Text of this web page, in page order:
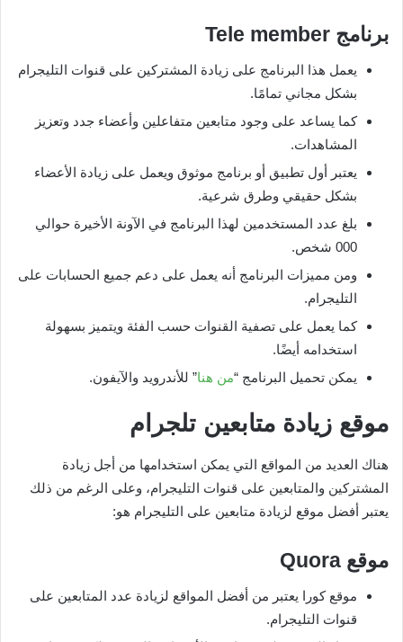
برنامج Tele member
يعمل هذا البرنامج على زيادة المشتركين على قنوات التليجرام
بشكل مجاني تمامًا.
كما يساعد على وجود متابعين متفاعلين وأعضاء جدد وتعزيز
المشاهدات.
يعتبر أول تطبيق أو برنامج موثوق ويعمل على زيادة الأعضاء
بشكل حقيقي وطرق شرعية.
بلغ عدد المستخدمين لهذا البرنامج في الآونة الأخيرة حوالي
000 شخص.
ومن مميزات البرنامج أنه يعمل على دعم جميع الحسابات على
التليجرام.
كما يعمل على تصفية القنوات حسب الفئة ويتميز بسهولة
استخدامه أيضًا.
يمكن تحميل البرنامج “من هنا” للأندرويد والآيفون.
موقع زيادة متابعين تلجرام
هناك العديد من المواقع التي يمكن استخدامها من أجل زيادة
المشتركين والمتابعين على قنوات التليجرام، وعلى الرغم من ذلك
يعتبر أفضل موقع لزيادة متابعين على التليجرام هو:
موقع Quora
موقع كورا يعتبر من أفضل المواقع لزيادة عدد المتابعين على
قنوات التليجرام.